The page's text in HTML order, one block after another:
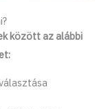
között az alábbi